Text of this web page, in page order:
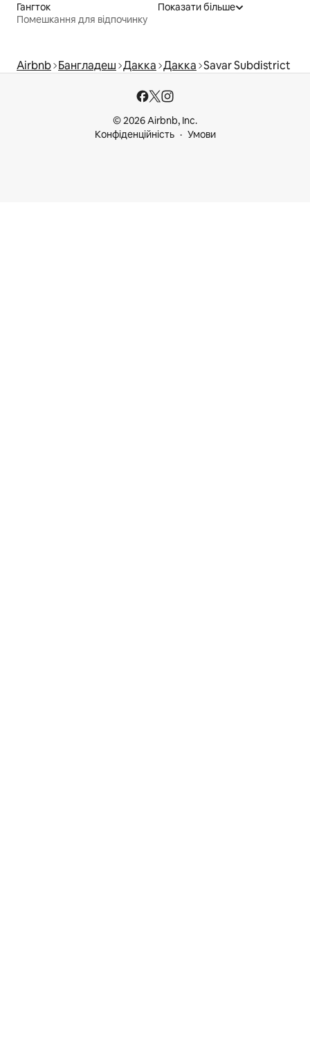
Гангток
Помешкання для відпочинку
Показати більше
Airbnb Бангладеш Дакка Дакка Savar Subdistrict
© 2026 Airbnb, Inc.
Конфіденційність
Умови